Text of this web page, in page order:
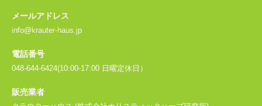
メールアドレス
info@krauter-haus.jp
電話番号
048-644-6424(10:00-17:00 日曜定休日）
販売業者